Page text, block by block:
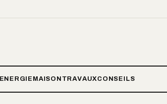
ENERGIE MAISON TRAVAUXCONSEILS